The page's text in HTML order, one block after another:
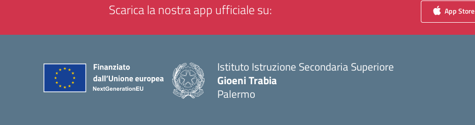
Scarica la nostra app ufficiale su: App Store
Istituto Istruzione Secondaria Superiore
Gioeni Trabia
Palermo